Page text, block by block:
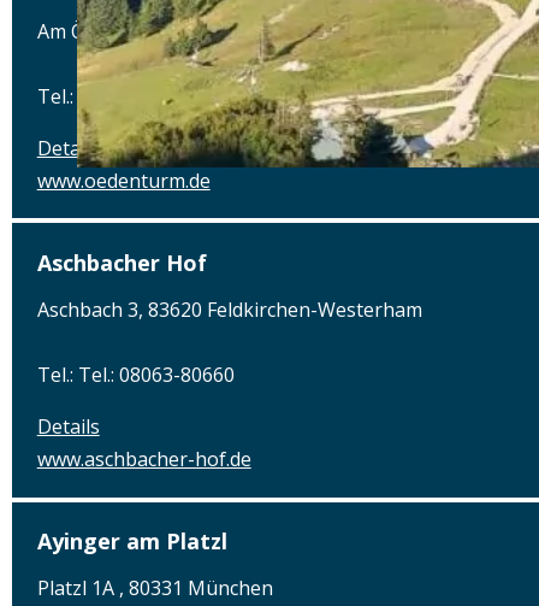
Am Ödenturm 11, 93413 Chammünster
Tel.: Tel.: 09971-89270
Details
www.oedenturm.de
Aschbacher Hof
Aschbach 3, 83620 Feldkirchen-Westerham
Tel.: Tel.: 08063-80660
Details
www.aschbacher-hof.de
Ayinger am Platzl
Platzl 1A , 80331 München